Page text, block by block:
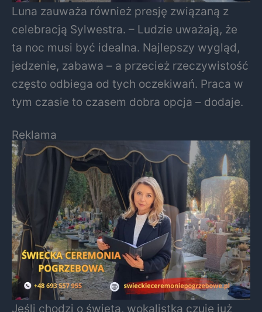
Luna zauważa również presję związaną z
celebracją Sylwestra. – Ludzie uważają, że
ta noc musi być idealna. Najlepszy wygląd,
jedzenie, zabawa – a przecież rzeczywistość
często odbiega od tych oczekiwań. Praca w
tym czasie to czasem dobra opcja – dodaje.
Reklama
Jeśli chodzi o święta, wokalistka czuje już